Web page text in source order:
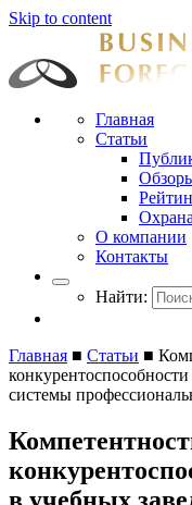
Skip to content
Businessforecast
Аналитика иГлавная
Статьи
О компании
Контакты
Найти:
Главная ■ Статьи ■
системы